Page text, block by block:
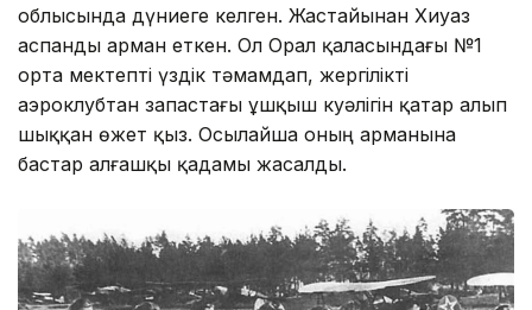
облысында дүниеге келген. Жастайынан Хиуаз
аспанды арман еткен. Ол Орал қаласындағы №1
орта мектепті үздік тәмамдап, жергілікті
аэроклубтан запастағы ұшқыш куәлігін қатар алып
шыққан өжет қыз. Осылайша оның арманына
бастар алғашқы қадамы жасалды.